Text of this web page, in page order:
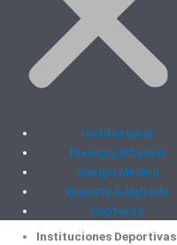
Institucional
Prensa y Difusión
Cuerpo Médico
Deporte Adaptado
Contacto
Instituciones Deportivas